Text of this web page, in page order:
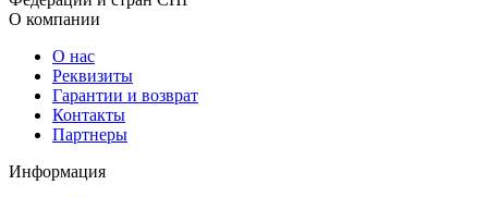
О компании
О нас
Реквизиты
Гарантии и возврат
Контакты
Партнеры
Информация